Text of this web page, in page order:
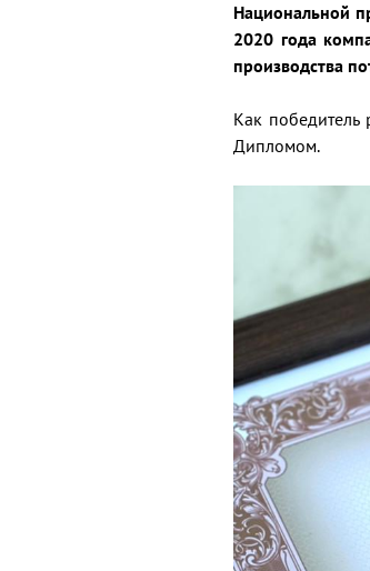
Национальной
2020 года
производства
Как
Дипломом.